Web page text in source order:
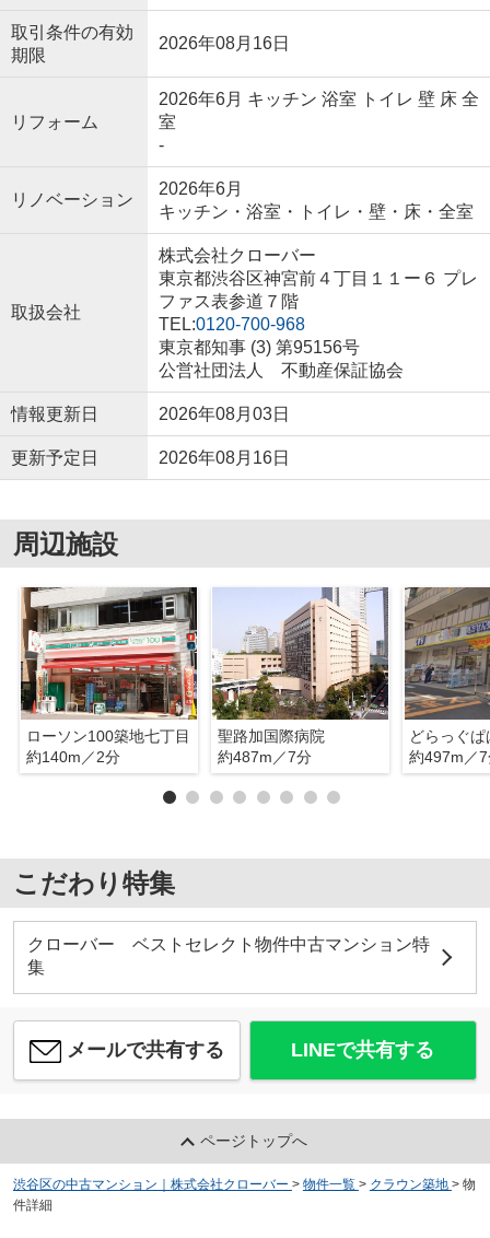
取引条件の有効
期限
2026年08月16日
リフォーム
2026年6月 キッチン 浴室 トイレ 壁 床 全
室
-
リノベーション
2026年6月
キッチン・浴室・トイレ・壁・床・全室
取扱会社
株式会社クローバー
東京都渋谷区神宮前４丁目１１ー６ プレ
ファス表参道７階
TEL:0120-700-968
東京都知事 (3) 第95156号
公営社団法人 不動産保証協会
情報更新日 2026年08月03日
更新予定日 2026年08月16日
周辺施設
ローソン100築地七丁目
約140m／2分
聖路加国際病院
約487m／7分
約497m／
こだわり特集
クローバー ベストセレクト物件中古マンション特
集
メールで共有する LINEで共有する
ページトップへ
渋谷区の中古マンション｜株式会社クローバー > 物件一覧 > クラウン築地 > 物
件詳細